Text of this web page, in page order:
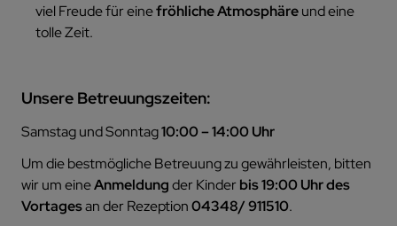
viel Freude für einefröhliche Atmosphäreund eine
tolle Zeit.
Unsere Betreuungszeiten:
Samstag und Sonntag10:00 – 14:00 Uhr
Um die bestmögliche Betreuung zu gewährleisten, bitten
wir um eineAnmeldungder Kinderbis 19:00 Uhr des
Vortagesan der Rezeption04348/ 911510.